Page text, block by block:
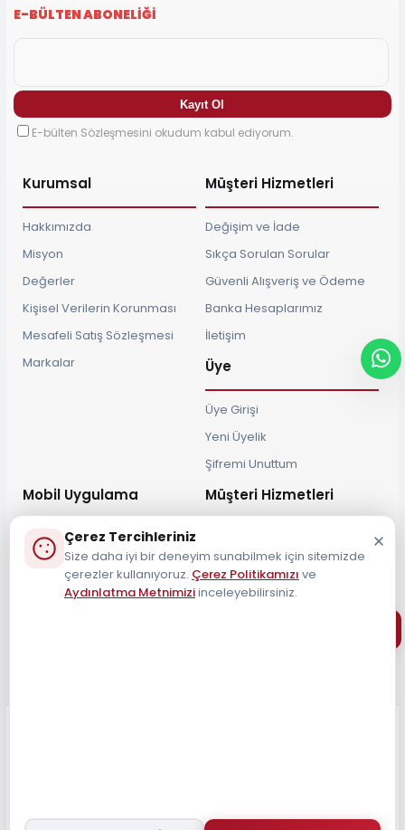
E-BÜLTEN ABONELİĞİ
E-bülten Sözleşmesini okudum kabul ediyorum.
Kurumsal
Hakkımızda
Misyon
Değerler
Kişisel Verilerin Korunması
Mesafeli Satış Sözleşmesi
Markalar
Müşteri Hizmetleri
Değişim ve İade
Sıkça Sorulan Sorular
Güvenli Alışveriş ve Ödeme
Banka Hesaplarımız
İletişim
Üye
Üye Girişi
Yeni Üyelik
Şifremi Unuttum
Mobil Uygulama Müşteri Hizmetleri
Müşteri Destek Hattı
Çerez Tercihleriniz
Size daha iyi bir deneyim sunabilmek için sitemizde
çerezler kullanıyoruz. Çerez Politikamızı ve
Aydınlatma Metnimiziinceleyebilirsiniz.